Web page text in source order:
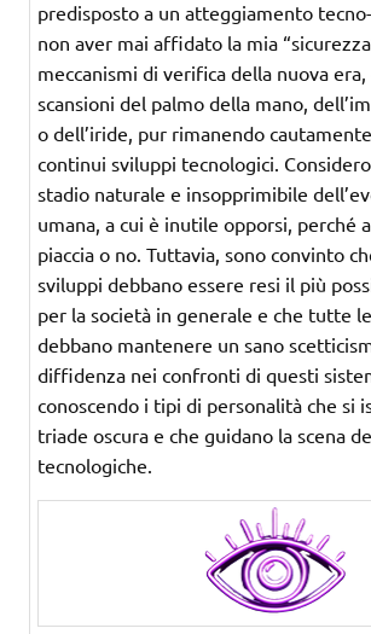
predisposto a un atteggiamento
non aver mai affidato la mia
meccanismi di verifica della nuova
scansioni del palmo della mano,
o dell’iride, pur rimanendo
continui sviluppi tecnologici.
stadio naturale e insopprimibile
umana, a cui è inutile opporsi, perché
piaccia o no. Tuttavia, sono convinto
sviluppi debbano essere resi il più
per la società in generale e che tutte
debbano mantenere un sano
diffidenza nei confronti di questi
conoscendo i tipi di personalità che si
triade oscura e che guidano la scena
tecnologiche.